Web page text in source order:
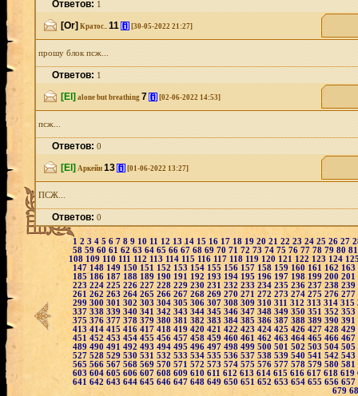
Ответов:1
[Or] Кратос.. 11 [i] [30-05-2022 21:27]
прошу блок псж...
Ответов:1
[El] alone but breathing 7 [i] [02-06-2022 14:53]
псж...
Ответов:0
[El] Аркейн 13 [i] [01-06-2022 13:27]
ПСЖ...
Ответов:0
1 2 3 4 5 6 7 8 9 10 11 12 1314 15 16 17 18 19 20 21 22 23 24 25 26 27
58 59 60 61 62 63 64 65 66 67 68 69 70 71 72 73 74 75 76 77 78 79 80
108 109 110 111 112 113 114 115 116 117 118 119 120 121 122 123 124
147 148 149 150 151 152 153 154 155 156 157 158 159 160 161 162 163
185 186 187 188 189 190 191 192 193 194 195 196 197 198 199 200 201
223 224 225 226 227 228 229 230 231 232 233 234 235 236 237 238 239
261 262 263 264 265 266 267 268 269 270 271 272 273 274 275 276 277
299 300 301 302 303 304 305 306 307 308 309 310 311 312 313 314 315
337 338 339 340 341 342 343 344 345 346 347 348 349 350 351 352 353
375 376 377 378 379 380 381 382 383 384 385 386 387 388 389 390 391
413 414 415 416 417 418 419 420 421 422 423 424 425 426 427 428 429
451 452 453 454 455 456 457 458 459 460 461 462 463 464 465 466 467
489 490 491 492 493 494 495 496 497 498 499 500 501 502 503 504 505
527 528 529 530 531 532 533 534 535 536 537 538 539 540 541 542 543
565 566 567 568 569 570 571 572 573 574 575 576 577 578 579 580 581
603 604 605 606 607 608 609 610 611 612 613 614 615 616 617 618 619
641 642 643 644 645 646 647 648 649 650 651 652 653 654 655 656 657
679